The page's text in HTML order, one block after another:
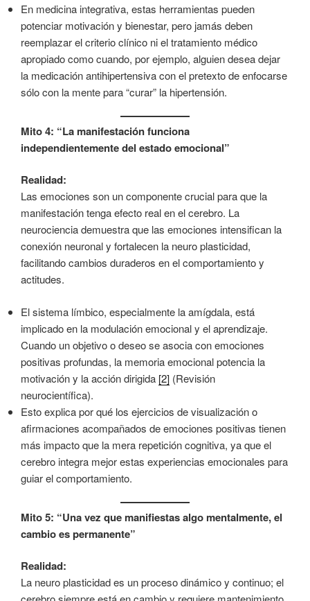
En medicina integrativa, estas herramientas pueden
potenciar motivación y bienestar, pero jamás deben
reemplazar el criterio clínico ni el tratamiento médico
apropiado como cuando, por ejemplo, alguien desea dejar
la medicación antihipertensiva con el pretexto de enfocarse
sólo con la mente para “curar” la hipertensión.
Mito 4: “La manifestación funciona
independientemente del estado emocional”
Realidad:
Las emociones son un componente crucial para que la
manifestación tenga efecto real en el cerebro. La
neurociencia demuestra que las emociones intensifican la
conexión neuronal y fortalecen la neuro plasticidad,
facilitando cambios duraderos en el comportamiento y
actitudes.
El sistema límbico, especialmente la amígdala, está
implicado en la modulación emocional y el aprendizaje.
Cuando un objetivo o deseo se asocia con emociones
positivas profundas, la memoria emocional potencia la
motivación y la acción dirigida [2] (Revisión
neurocientífica).
Esto explica por qué los ejercicios de visualización o
afirmaciones acompañados de emociones positivas tienen
más impacto que la mera repetición cognitiva, ya que el
cerebro integra mejor estas experiencias emocionales para
guiar el comportamiento.
Mito 5: “Una vez que manifiestas algo mentalmente, el
cambio es permanente”
Realidad:
La neuro plasticidad es un proceso dinámico y continuo; el